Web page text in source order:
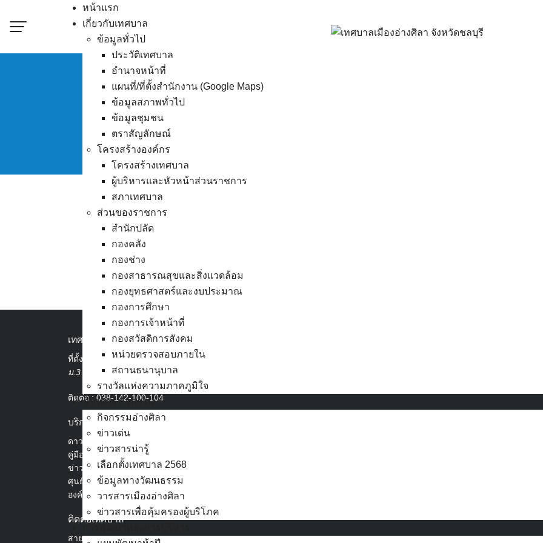
หน้าแรก
เกี่ยวกับเทศบาล
ข้อมูลทั่วไป
ประวัติเทศบาล
อำนาจหน้าที่
แผนที่/ที่ตั้งสำนักงาน (Google Maps)
ข้อมูลสภาพทั่วไป
ข้อมูลชุมชน
ตราสัญลักษณ์
โครงสร้างองค์กร
โครงสร้างเทศบาล
ผู้บริหารและหัวหน้าส่วนราชการ
สภาเทศบาล
ส่วนของราชการ
สำนักปลัด
กองคลัง
กองช่าง
กองสาธารณสุขและสิ่งแวดล้อม
กองยุทธศาสตร์และงบประมาณ
กองการศึกษา
กองการเจ้าหน้าที่
กองสวัสดิการสังคม
หน่วยตรวจสอบภายใน
สถานธนานุบาล
รางวัลแห่งความภาคภูมิใจ
ข่าวสาร กิจกรรม
กิจกรรมอ่างศิลา
ข่าวเด่น
ข่าวสารน่ารู้
เลือกตั้งเทศบาล 2568
ข้อมูลทางวัฒนธรรม
วารสารเมืองอ่างศิลา
ข่าวสารเพื่อคุ้มครองผู้บริโภค
ประกวดราคา โครงการก่อสร้างถนนคอนกรีตฯ แยกซอ
เทศบาลเมืองอ่างศิลา
ที่ตั้ง :
สำนักงานเทศบาลเมืองอ่างศิลา 90/338
ม.3 ต.เสม็ด อ.เมือง จ.ชลบุรี 20000
ติดต่อ : 038-142-100-104
บริการประชาชน
ดาวน์โหลดแบบฟอร์ม, เอกสาร
คู่มือสำหรับประชาชน/คู่มือการปฏิบัติงาน
ข่าวสารน่ารู้
ศุนย์ข้อมูลข่าวสารอิเล็กทรอนิกส์
องค์ความรู้ (Knowledge Management)
ติดต่อเทศบาล
สายตรงนายก